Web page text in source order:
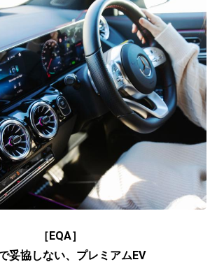
［EQA］
妥協しない、プレミアムEV